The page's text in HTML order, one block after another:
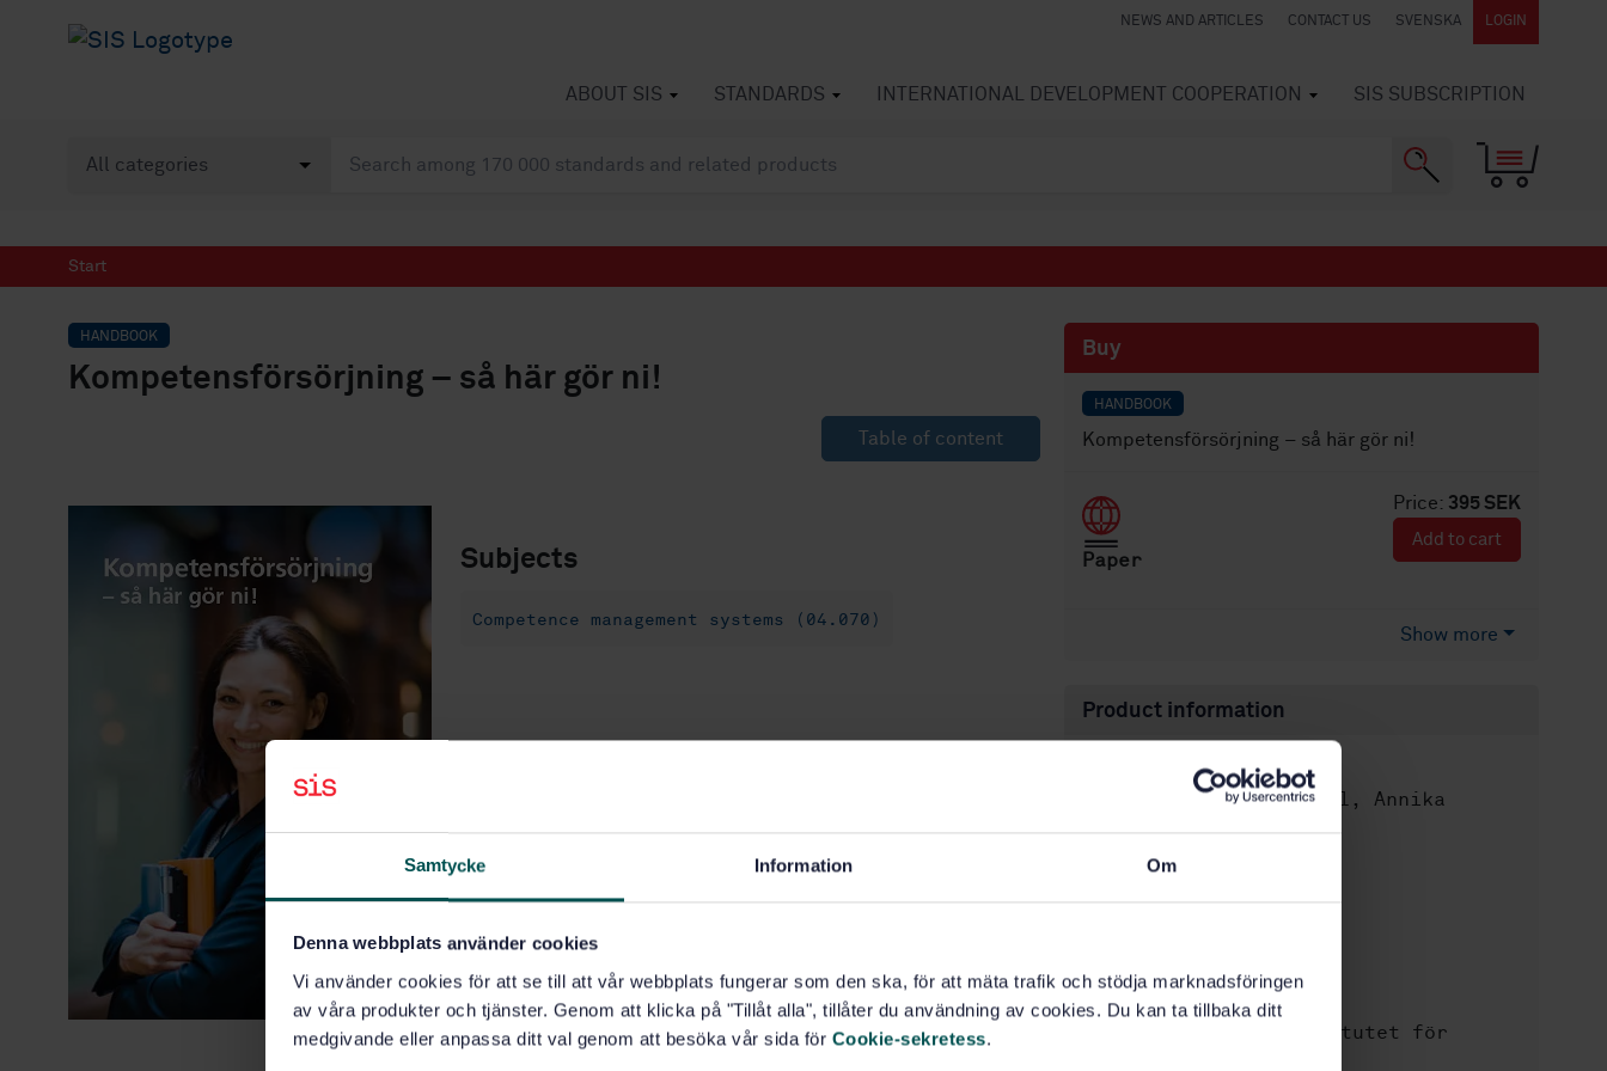
Samtycke Information Om
Denna webbplats använder cookies
Vi använder cookies för att se till att vår webbplats fungerar som den ska, för att mäta trafik och stödja marknadsföringen
av våra produkter och tjänster. Genom att klicka på "Tillåt alla", tillåter du användning av cookies. Du kan ta tillbaka ditt
medgivande eller anpassa ditt val genom att besöka vår sida för Cookie-sekretess.
NEWS AND ARTICLES CONTACT US SVENSKA LOGIN
ABOUT SIS STANDARDS INTERNATIONAL DEVELOPMENT COOPERATION SIS SUBSCRIPTION
Start
HANDBOOK
Kompetensförsörjning – så här gör ni!
Table of content
Subjects
Competence management systems (04.070)
Buy
HANDBOOK
Kompetensförsörjning – så här gör ni!
Price: 395 SEK
Paper
Add to cart
Show more
Product information
Swedish
Lillemor Harnell, Annika
Article no:BCK-80006928
No of pages: 60
Svenska institutet för